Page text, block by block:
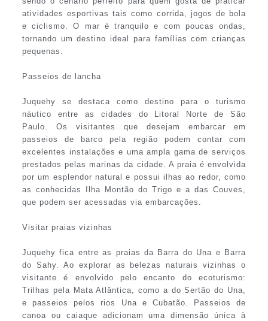
atividades esportivas tais como corrida, jogos de bola
e ciclismo. O mar é tranquilo e com poucas ondas,
tornando um destino ideal para famílias com crianças
pequenas.
Passeios de lancha
Juquehy se destaca como destino para o turismo
náutico entre as cidades do Litoral Norte de São
Paulo. Os visitantes que desejam embarcar em
passeios de barco pela região podem contar com
excelentes instalações e uma ampla gama de serviços
prestados pelas marinas da cidade. A praia é envolvida
por um esplendor natural e possui ilhas ao redor, como
as conhecidas Ilha Montão do Trigo e a das Couves,
que podem ser acessadas via embarcações.
Visitar praias vizinhas
Juquehy fica entre as praias da Barra do Una e Barra
do Sahy. Ao explorar as belezas naturais vizinhas o
visitante é envolvido pelo encanto do ecoturismo:
Trilhas pela Mata Atlântica, como a do Sertão do Una,
e passeios pelos rios Una e Cubatão. Passeios de
canoa ou caiaque adicionam uma dimensão única à